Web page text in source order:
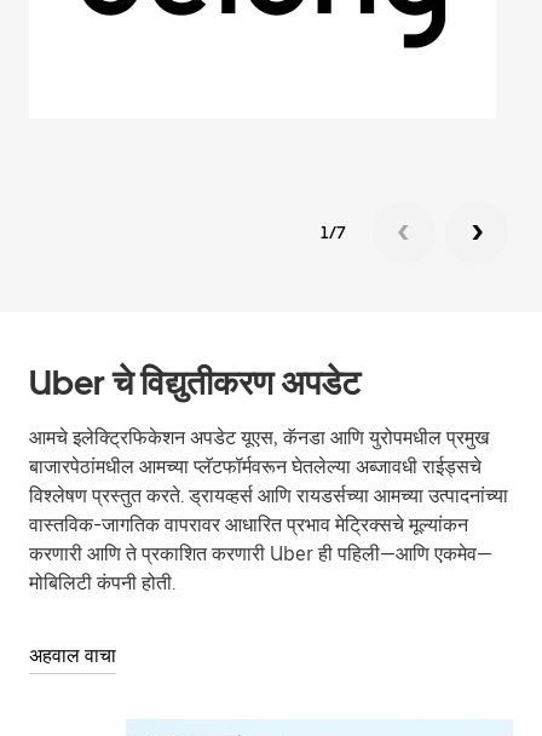
1/7
Uber चे विद्युतीकरण अपडेट
आमचे इलेक्ट्रिफिकेशन अपडेट यूएस, कॅनडा आणि युरोपमधील प्रमुख
बाजारपेठांमधील आमच्या प्लॅटफॉर्मवरून घेतलेल्या अब्जावधी राईड्सचे
विश्लेषण प्रस्तुत करते. ड्रायव्हर्स आणि रायडर्सच्या आमच्या उत्पादनांच्या
वास्तविक-जागतिक वापरावर आधारित प्रभाव मेट्रिक्सचे मूल्यांकन
करणारी आणि ते प्रकाशित करणारी Uber ही पहिली—आणि एकमेव—
मोबिलिटी कंपनी होती.
अहवाल वाचा